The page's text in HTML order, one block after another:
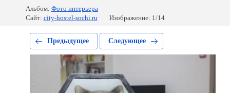
Альбом: Фото интерьера
Сайт: city-hostel-sochi.ru Изображение: 1/14
Предыдущее Следующее